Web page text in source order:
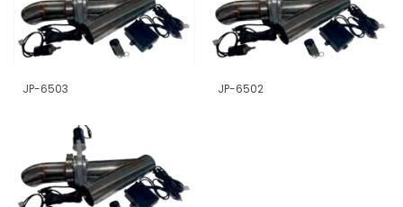
JP-6503 JP-6502